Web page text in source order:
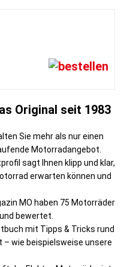
Original seit 1983
Sie mehr als nur einen
Motorradangebot.
sagt Ihnen klipp und klar,
erwarten können und
MO haben 75 Motorräder
bewertet.
mit Tipps & Tricks rund
wie beispielsweise unsere